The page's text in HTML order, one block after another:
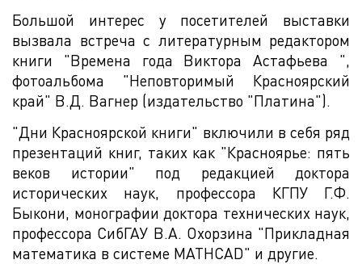
Большой интерес у посетителей выставки
вызвала встреча с литературным редактором
книги "Времена года Виктора Астафьева ",
фотоальбома "Неповторимый Красноярский
край" В.Д. Вагнер (издательство "Платина").
"Дни Красноярской книги" включили в себя ряд
презентаций книг, таких как "Красноярье: пять
веков истории" под редакцией доктора
исторических наук, профессора КГПУ Г.Ф.
Быкони, монографии доктора технических наук,
профессора СибГАУ В.А. Охорзина "Прикладная
математика в системе MATHCAD" и другие.